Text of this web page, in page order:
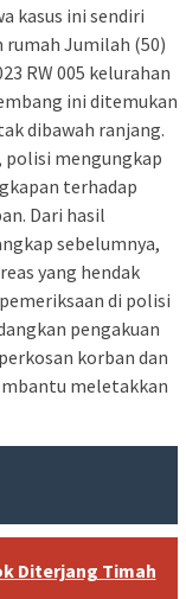
kasus ini sendiri
rumah Jumilah (50)
RW 005 kelurahan
ini ditemukan
dibawah ranjang.
polisi mengungkap
terhadap
Dari hasil
sebelumnya,
yang hendak
di polisi
pengakuan
korban dan
meletakkan
Diterjang Timah